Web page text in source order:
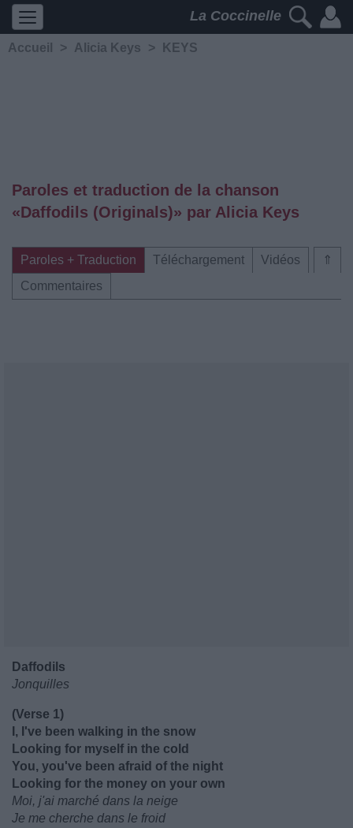
La Coccinelle
Accueil > Alicia Keys > KEYS
Paroles et traduction de la chanson
«Daffodils (Originals)» par Alicia Keys
⇑
Paroles + Traduction Téléchargement
Vidéos
Commentaires
Daffodils
Jonquilles
(Verse 1)
I, I've been walking in the snow
Looking for myself in the cold
You, you've been afraid of the night
Looking for the money on your own
Moi, j'ai marché dans la neige
Je me cherche dans le froid